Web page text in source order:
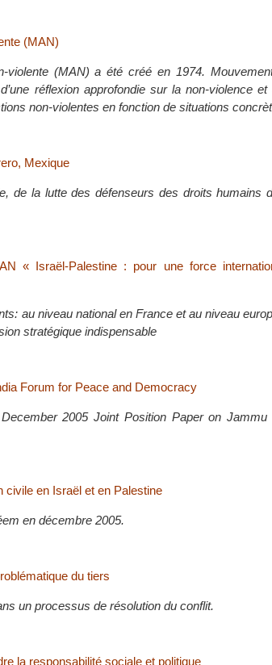
(MAN)
violente (MAN) a été créé en 1974.
réflexion approfondie sur la non-violence et
non-violentes en fonction de situations
Mexique
de la lutte des défenseurs des droits humains
« Israël-Palestine : pour une force
au niveau national en France et au niveau
stratégique indispensable
Forum for Peace and Democracy
2005 Joint Position Paper on Jammu
civile en Israël et en Palestine
en décembre 2005.
du tiers
un processus de résolution du conflit.
la responsabilité sociale et politique